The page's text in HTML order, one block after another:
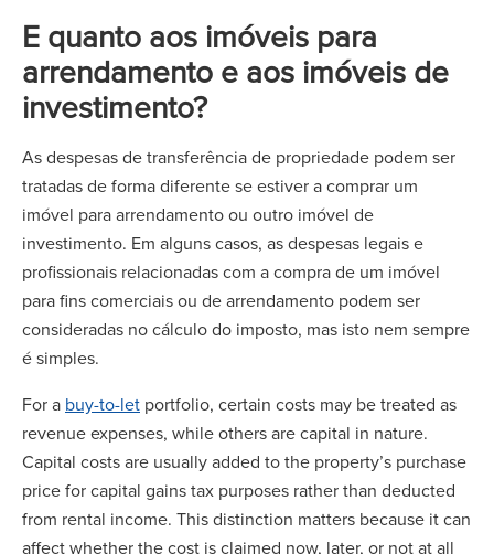
E quanto aos imóveis para
arrendamento e aos imóveis de
investimento?
As despesas de transferência de propriedade podem ser
tratadas de forma diferente se estiver a comprar um
imóvel para arrendamento ou outro imóvel de
investimento. Em alguns casos, as despesas legais e
profissionais relacionadas com a compra de um imóvel
para fins comerciais ou de arrendamento podem ser
consideradas no cálculo do imposto, mas isto nem sempre
é simples.
For a buy-to-let portfolio, certain costs may be treated as
revenue expenses, while others are capital in nature.
Capital costs are usually added to the property’s purchase
price for capital gains tax purposes rather than deducted
from rental income. This distinction matters because it can
affect whether the cost is claimed now, later, or not at all